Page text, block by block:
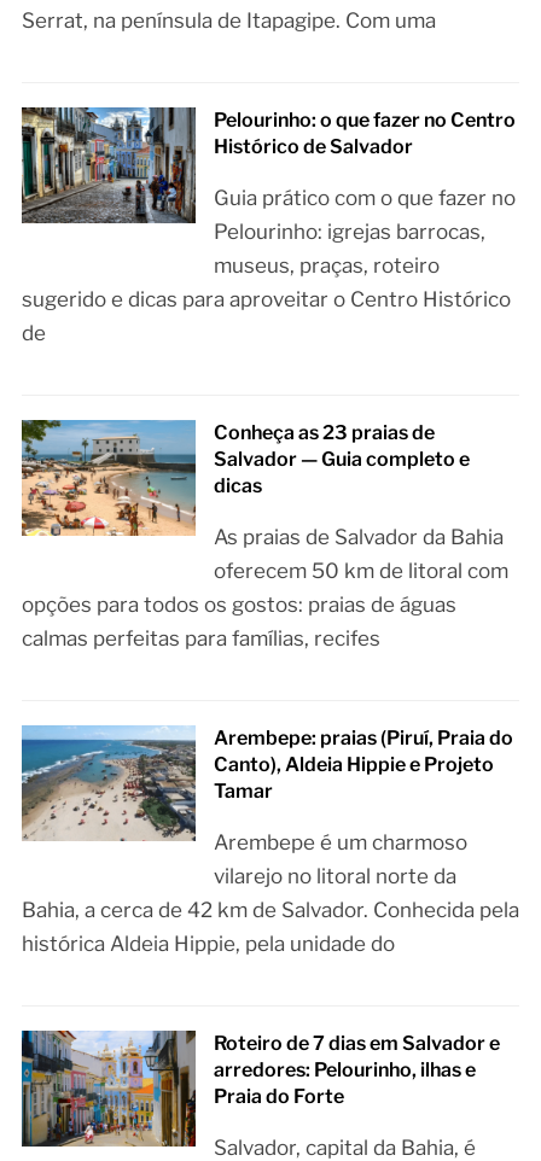
Serrat, na península de Itapagipe. Com uma
Pelourinho: o que fazer no Centro
Histórico de Salvador
Guia prático com o que fazer no
Pelourinho: igrejas barrocas,
museus, praças, roteiro
sugerido e dicas para aproveitar o Centro Histórico
de
Conheça as 23 praias de
Salvador — Guia completo e
dicas
As praias de Salvador da Bahia
oferecem 50 km de litoral com
opções para todos os gostos: praias de águas
calmas perfeitas para famílias, recifes
Arembepe: praias (Piruí, Praia do
Canto), Aldeia Hippie e Projeto
Tamar
Arembepe é um charmoso
vilarejo no litoral norte da
Bahia, a cerca de 42 km de Salvador. Conhecida pela
histórica Aldeia Hippie, pela unidade do
Roteiro de 7 dias em Salvador e
arredores: Pelourinho, ilhas e
Praia do Forte
Salvador, capital da Bahia, é